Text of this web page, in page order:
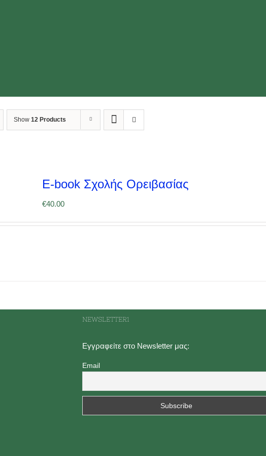
Show 12 Products
E-book Σχολής Ορειβασίας
€40.00
NEWSLETTER1
Εγγραφείτε στο Newsletter μας:
Email